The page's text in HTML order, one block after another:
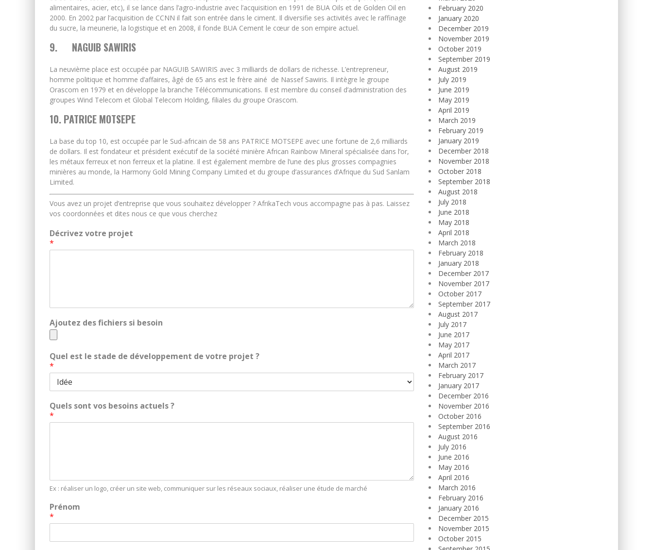
alimentaires, acier, etc), il se lance dans l’agro-industrie avec l’acquisition en 1991 de BUA Oils et de Golden Oil en
2000. En 2002 par l’acquisition de CCNN il fait son entrée dans le ciment. Il diversifie ses activités avec le raffinage
du sucre, la meunerie, la logistique et en 2008, il fonde BUA Cement le cœur de son empire actuel.
9. NAGUIB SAWIRIS
La neuvième place est occupée par NAGUIB SAWIRIS avec 3 milliards de dollars de richesse. L’entrepreneur,
homme politique et homme d’affaires, âgé de 65 ans est le frère ainé de Nassef Sawiris. Il intègre le groupe
Orascom en 1979 et en développe la branche Télécommunications. Il est membre du conseil d’administration des
groupes Wind Telecom et Global Telecom Holding, filiales du groupe Orascom.
10. PATRICE MOTSEPE
La base du top 10, est occupée par le Sud-africain de 58 ans PATRICE MOTSEPE avec une fortune de 2,6 milliards
de dollars. Il est fondateur et président exécutif de la société minière African Rainbow Mineral spécialisée dans l’or,
les métaux ferreux et non ferreux et la platine. Il est également membre de l’une des plus grosses compagnies
minières au monde, la Harmony Gold Mining Company Limited et du groupe d’assurances d’Afrique du Sud Sanlam
Limited.
Vous avez un projet d’entreprise que vous souhaitez développer ? AfrikaTech vous accompagne pas à pas. Laissez
vos coordonnées et dites nous ce que vous cherchez
Décrivez votre projet
*
Ajoutez des fichiers si besoin
Quel est le stade de développement de votre projet ?
*
Quels sont vos besoins actuels ?
*
Ex : réaliser un logo, créer un site web, communiquer sur les réseaux sociaux, réaliser une étude de marché
Prénom
*
February 2020
January 2020
December 2019
November 2019
October 2019
September 2019
August 2019
July 2019
June 2019
May 2019
April 2019
March 2019
February 2019
January 2019
December 2018
November 2018
October 2018
September 2018
August 2018
July 2018
June 2018
May 2018
April 2018
March 2018
February 2018
January 2018
December 2017
November 2017
October 2017
September 2017
August 2017
July 2017
June 2017
May 2017
April 2017
March 2017
February 2017
January 2017
December 2016
November 2016
October 2016
September 2016
August 2016
July 2016
June 2016
May 2016
April 2016
March 2016
February 2016
January 2016
December 2015
November 2015
October 2015